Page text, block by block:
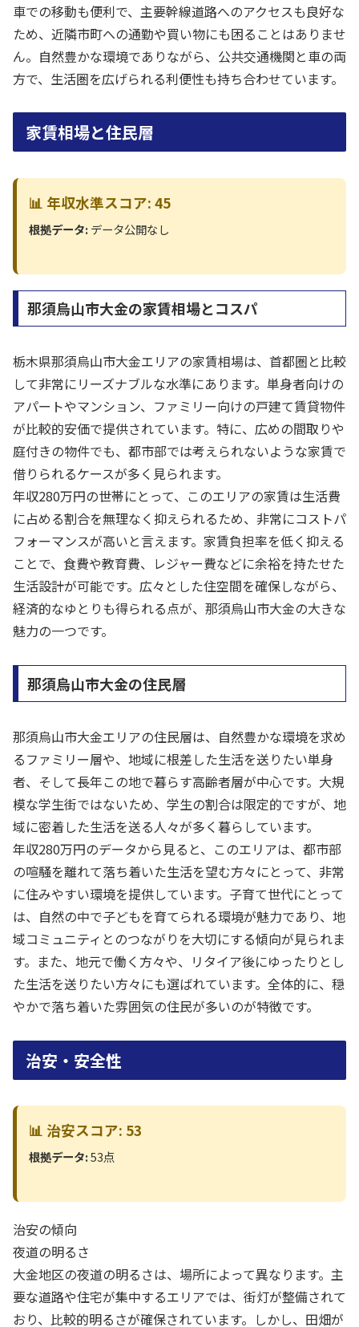
車での移動も便利で、主要幹線道路へのアクセスも良好な
ため、近隣市町への通勤や買い物にも困ることはありませ
ん。自然豊かな環境でありながら、公共交通機関と車の両
方で、生活圏を広げられる利便性も持ち合わせています。
家賃相場と住民層
📊 年収水準スコア: 45
根拠データ:データ公開なし
那須烏山市大金の家賃相場とコスパ
栃木県那須烏山市大金エリアの家賃相場は、首都圏と比較
して非常にリーズナブルな水準にあります。単身者向けの
アパートやマンション、ファミリー向けの戸建て賃貸物件
が比較的安価で提供されています。特に、広めの間取りや
庭付きの物件でも、都市部では考えられないような家賃で
借りられるケースが多く見られます。
年収280万円の世帯にとって、このエリアの家賃は生活費
に占める割合を無理なく抑えられるため、非常にコストパ
フォーマンスが高いと言えます。家賃負担率を低く抑える
ことで、食費や教育費、レジャー費などに余裕を持たせた
生活設計が可能です。広々とした住空間を確保しながら、
経済的なゆとりも得られる点が、那須烏山市大金の大きな
魅力の一つです。
那須烏山市大金の住民層
那須烏山市大金エリアの住民層は、自然豊かな環境を求め
るファミリー層や、地域に根差した生活を送りたい単身
者、そして長年この地で暮らす高齢者層が中心です。大規
模な学生街ではないため、学生の割合は限定的ですが、地
域に密着した生活を送る人々が多く暮らしています。
年収280万円のデータから見ると、このエリアは、都市部
の喧騒を離れて落ち着いた生活を望む方々にとって、非常
に住みやすい環境を提供しています。子育て世代にとって
は、自然の中で子どもを育てられる環境が魅力であり、地
域コミュニティとのつながりを大切にする傾向が見られま
す。また、地元で働く方々や、リタイア後にゆったりとし
た生活を送りたい方々にも選ばれています。全体的に、穏
やかで落ち着いた雰囲気の住民が多いのが特徴です。
治安・安全性
📊 治安スコア: 53
根拠データ:53点
治安の傾向
夜道の明るさ
大金地区の夜道の明るさは、場所によって異なります。主
要な道路や住宅が集中するエリアでは、街灯が整備されて
おり、比較的明るさが確保されています。しかし、田畑が